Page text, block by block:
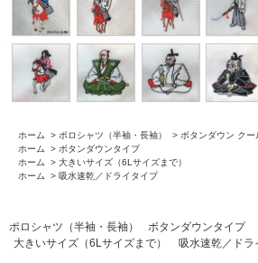
ホーム > ポロシャツ（半袖・長袖） > ボタンダウン ク
ホーム
> ボタンダウンタイプ
ホーム
> 大きいサイズ（6Lサイズまで）
ホーム
> 吸水速乾／ドライタイプ
ポロシャツ（半袖・長袖）
ボタンダウンタイプ
大きいサイズ（6Lサイズまで）
吸水速乾／ドラ